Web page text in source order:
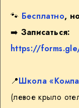
🐾 Бесплатно,
➡️ Записаться:
https://
📍Школа
(левое крыло